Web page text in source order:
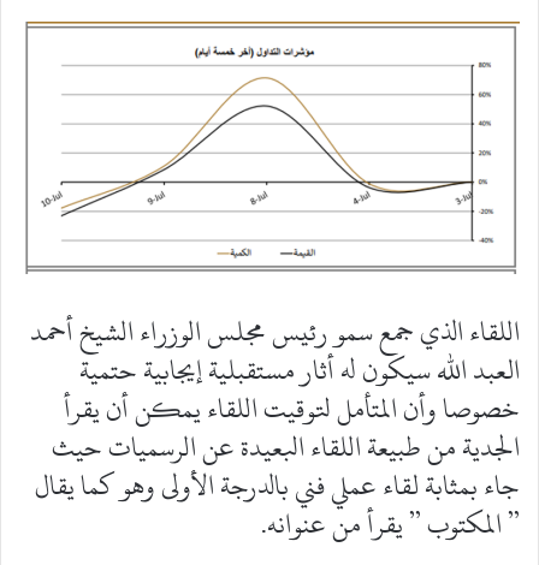
اللقاء الذي جمع سمو رئيس مجلس الوزراء الشيخ أحمد
العبد الله سيكون له أثار مستقبلية إيجابية حتمية
خصوصا وأن المتأمل لتوقيت اللقاء يمكن أن يقرأ
الجدية من طبيعة اللقاء البعيدة عن الرسميات حيث
جاء بمثابة لقاء عملي فني بالدرجة الأولى وهو كما يقال
” المكتوب ” يقرأ من عنوانه.